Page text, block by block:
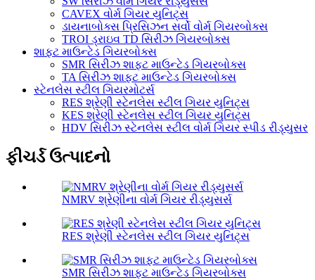
CAVEX વોર્મ ગિયર યુનિટ્સ
ડાયનાબોક્સ પ્રિસિઝન સર્વો વોર્મ ગિયરબોક્સ
TROI ડ્રાઇવ TD સિરીઝ ગિયરબોક્સ
શાફ્ટ માઉન્ટેડ ગિયરબોક્સ
SMR સિરીઝ શાફ્ટ માઉન્ટેડ ગિયરબોક્સ
TA સિરીઝ શાફ્ટ માઉન્ટેડ ગિયરબોક્સ
સ્ટેનલેસ સ્ટીલ ગિયરમોટર્સ
RES શ્રેણી સ્ટેનલેસ સ્ટીલ ગિયર યુનિટ્સ
KES શ્રેણી સ્ટેનલેસ સ્ટીલ ગિયર યુનિટ્સ
HDV સિરીઝ સ્ટેનલેસ સ્ટીલ વોર્મ ગિયર સ્પીડ રીડ્યુસર
ફીચર્ડ ઉત્પાદનો
NMRV શ્રેણીના વોર્મ ગિયર રીડ્યુસર્સ
RES શ્રેણી સ્ટેનલેસ સ્ટીલ ગિયર યુનિટ્સ
SMR સિરીઝ શાફ્ટ માઉન્ટેડ ગિયરબોક્સ